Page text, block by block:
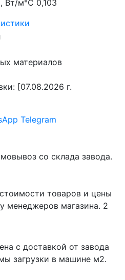
Вт/м°С 0,103
[07.08.2026 г.
Telegram
со склада завода.
товаров и цены
менеджеров магазина. 2
с доставкой от завода
загрузки в машине м2.